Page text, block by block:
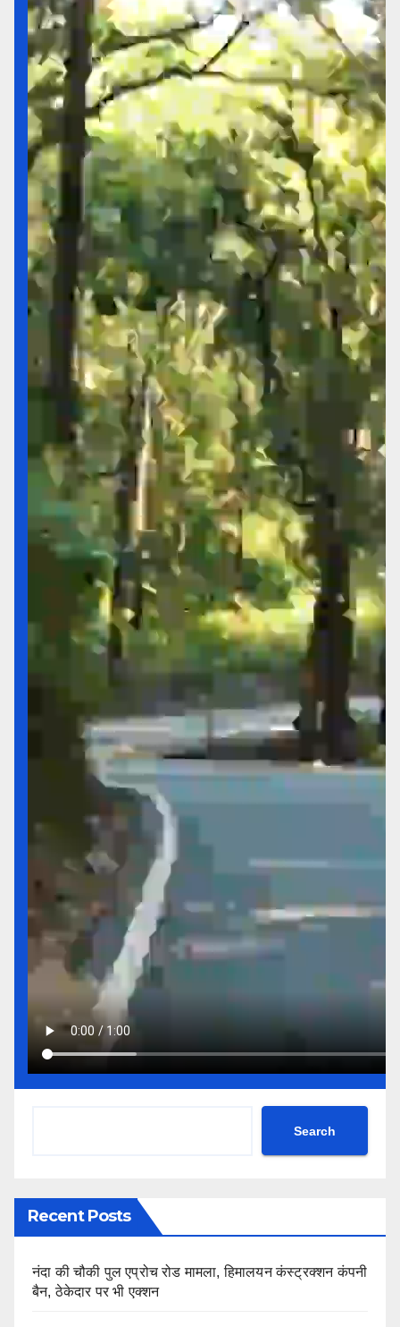
Search
Recent Posts
नंदा की चौकी पुल एप्रोच रोड मामला, हिमालयन कंस्ट्रक्शन कंपनी
बैन, ठेकेदार पर भी एक्शन